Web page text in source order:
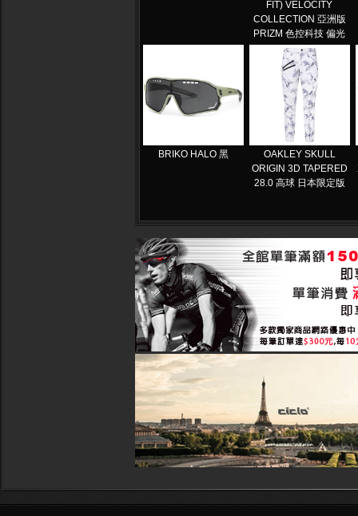
FIT) VELOCITY
COLLECTION 亞洲版
PRIZM 色控科技 偏光
BRIKO HALO 黑
OAKLEY SKULL
ORIGIN 3D TAPERED
28.0 高球 日本限定版